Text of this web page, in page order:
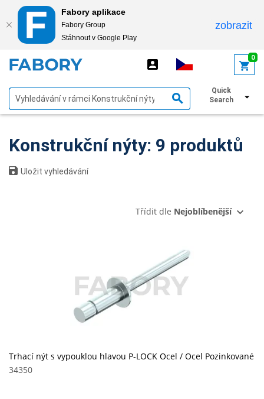
Fabory aplikace
Fabory Group
Stáhnout v Google Play
zobrazit
0
Quick
Search
Zobrazit filtry
Konstrukční nýty: 9 produktů
Uložit vyhledávání
Třídit dle Nejoblíbenější
Trhací nýt s vypouklou hlavou P-LOCK Ocel / Ocel Pozinkované
34350